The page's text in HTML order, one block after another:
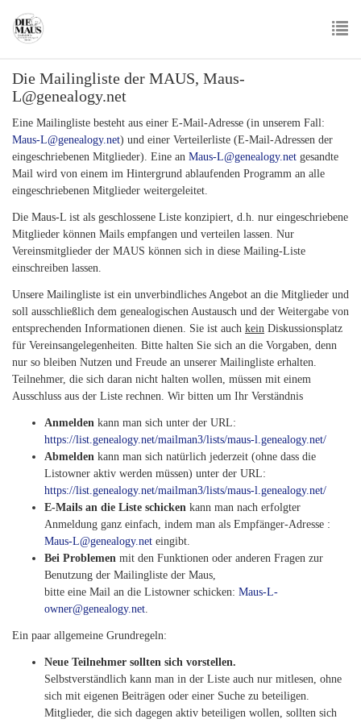
main
Die Mailingliste der MAUS, Maus-
L@genealogy.net
Eine Mailingliste besteht aus einer E-Mail-Adresse (in unserem Fall:
Maus-L@genealogy.net) und einer Verteilerliste (E-Mail-Adressen der
eingeschriebenen Mitglieder). Eine an Maus-L@genealogy.net gesandte
Mail wird von einem im Hintergrund ablaufenden Programm an alle
eingeschriebenen Mitglieder weitergeleitet.
Die Maus-L ist als geschlossene Liste konzipiert, d.h. nur eingeschriebene
Mitglieder können Mails empfangen und verteilen lassen. Nur
Vereinsmitglieder der MAUS können sich in diese Mailing-Liste
einschreiben lassen.
Unsere Mailingliste ist ein unverbindliches Angebot an die Mitglieder und
soll ausschließlich dem genealogischen Austausch und der Weitergabe von
entsprechenden Informationen dienen. Sie ist auch kein Diskussionsplatz
für Vereinsangelegenheiten. Bitte halten Sie sich an die Vorgaben, denn
nur so bleiben Nutzen und Freude an unserer Mailingliste erhalten.
Teilnehmer, die sich daran nicht halten wollen, müssen mit einem
Ausschluss aus der Liste rechnen. Wir bitten um Ihr Verständnis
Anmelden kann man sich unter der URL:
https://list.genealogy.net/mailman3/lists/maus-l.genealogy.net/
Abmelden kann man sich natürlich jederzeit (ohne dass die
Listowner aktiv werden müssen) unter der URL:
https://list.genealogy.net/mailman3/lists/maus-l.genealogy.net/
E-Mails an die Liste schicken kann man nach erfolgter
Anmeldung ganz einfach, indem man als Empfänger-Adresse :
Maus-L@genealogy.net eingibt.
Bei Problemen mit den Funktionen oder anderen Fragen zur
Benutzung der Mailingliste der Maus,
bitte eine Mail an die Listowner schicken: Maus-L-
owner@genealogy.net.
Ein paar allgemeine Grundregeln:
Neue Teilnehmer sollten sich vorstellen.
Selbstverständlich kann man in der Liste auch nur mitlesen, ohne
sich mit eigenen Beiträgen oder einer Suche zu beteiligen.
Mitglieder, die sich dagegen aktiv beteiligen wollen, sollten sich